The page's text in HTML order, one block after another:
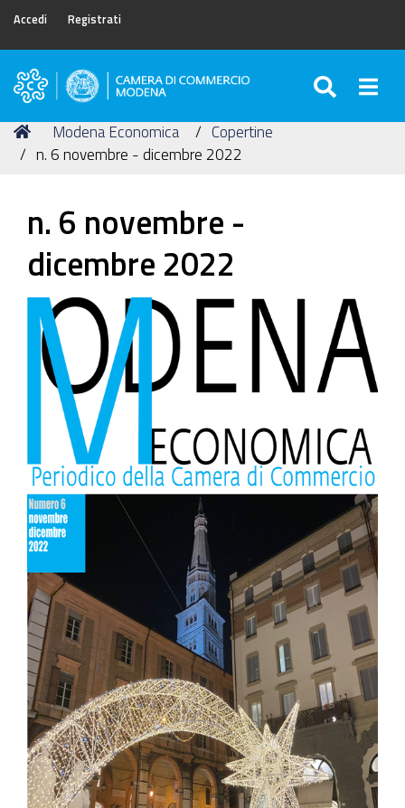
Accedi Registrati
Camera
Commercio
di
Tu
sei
Home
Modena Economica
Copertine
n. 6 novembre - dicembre 2022
n. 6 novembre -
dicembre 2022